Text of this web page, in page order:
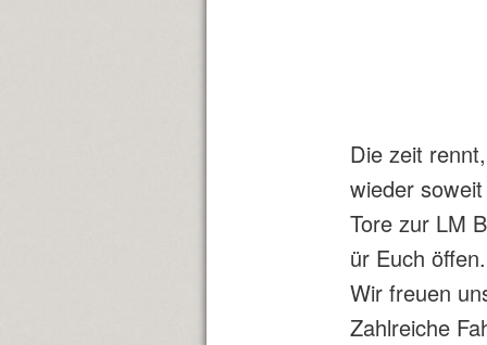
Die zeit
wieder
Tore zur LM
ür Euch öffen.
Wir freuen
Zahlreiche